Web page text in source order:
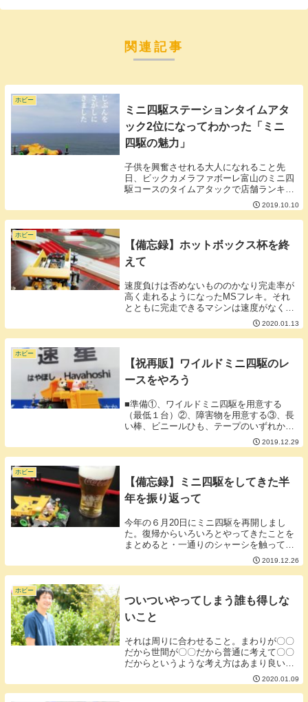
関連記事
ホビー
ミニ四駆ステーションタイムアタ
ック2位になってわかった「ミニ
四駆の魅力」
子供を興奮させれる大人になれること先
日、ビックカメラファボーレ富山のミニ四
駆コースのタイムアタックで店舗ランキン
グ2位になるタイムを出すことができまし
た。小学生くらいの子供に混ざってのタイ
ムアタックだったのですがいいタイムを出
2019.10.10
ホビー
【備忘録】ホットボックス杯を終
えて
速度負けは否めないもののかなり完走率が
高く走れるようになったMSフレキ。それ
とともに完走できるマシンは速度がなくて
もそこそこ強いという実感も出てきまし
た。ギミックはイレギュラーを起こしてイ
レギュラーを防いでいるのでは？そんな疑
2020.01.13
ホビー
【祝再販】ワイルドミニ四駆のレ
ースをやろう
■準備①、ワイルドミニ四駆を用意する
（最低１台）②、障害物を用意する③、長
い棒、ビニールひも、テープのいずれかを
２本用意する④、③で用意した棒やテープ
を平行に並べる、または貼る（これがコー
スのレーンとなります）⑤、②で用意した
2019.12.29
ホビー
【備忘録】ミニ四駆をしてきた半
年を振り返って
今年の６月20日にミニ四駆を再開しまし
た。復帰からいろいろとやってきたことを
まとめると・一通りのシャーシを触ってみ
たその中でプロペラシャフトがあまり好き
ではないということが自分の中で出てきま
した。また、コンセプトとしてアニマルミ
2019.12.26
ホビー
ついついやってしまう誰も得しな
いこと
それは周りに合わせること。まわりが〇〇
だから世間が〇〇だから普通に考えて〇〇
だからというような考え方はあまり良い結
果を産まないことが多いです。自分独自の
自分のスタイルを貫いたほうが自分の考え
も分析できるし軸のブレも起こりにくいで
2020.01.09